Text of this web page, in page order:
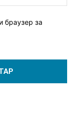
браузер за